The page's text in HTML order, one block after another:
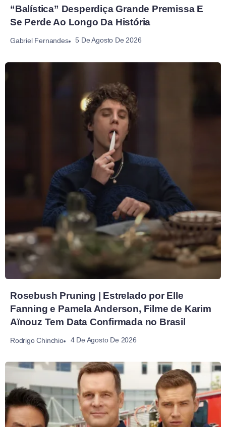
“Balística” Desperdiça Grande Premissa E
Se Perde Ao Longo Da História
Gabriel Fernandes 5 De Agosto De 2026
Rosebush Pruning | Estrelado por Elle
Fanning e Pamela Anderson, Filme de Karim
Aïnouz Tem Data Confirmada no Brasil
Rodrigo Chinchio 4 De Agosto De 2026